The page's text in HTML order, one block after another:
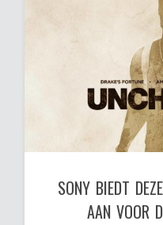
SONY BIEDT
AAN VOOR